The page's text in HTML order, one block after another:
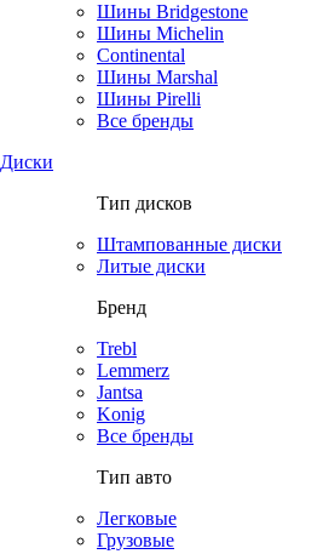
Шины Bridgestone
Шины Michelin
Continental
Шины Marshal
Шины Pirelli
Все бренды
Диски
Тип дисков
Штампованные диски
Литые диски
Бренд
Trebl
Lemmerz
Jantsa
Konig
Все бренды
Тип авто
Легковые
Грузовые